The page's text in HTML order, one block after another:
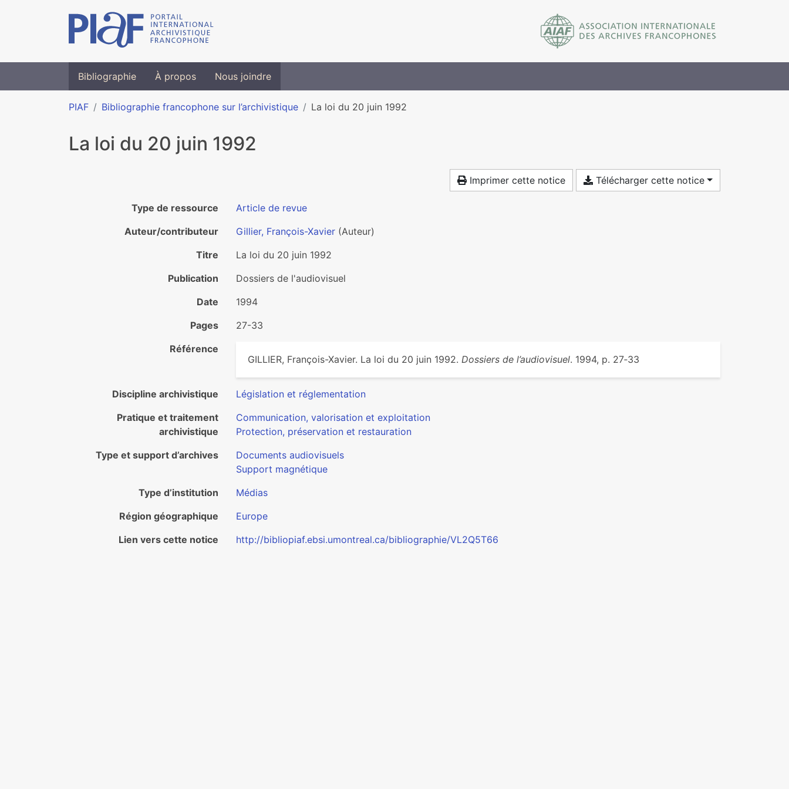
Bibliographie À propos Nous joindre
PIAF Bibliographie francophone sur l’archivistique La loi du 20 juin 1992
La loi du 20 juin 1992
Imprimer cette notice Télécharger cette notice
Type de ressource
Article de revue
Auteur/contributeur
Gillier, François-Xavier (Auteur)
Titre
La loi du 20 juin 1992
Publication
Dossiers de l'audiovisuel
Date
1994
Pages
27-33
Référence
GILLIER, François-Xavier. La loi du 20 juin 1992. Dossiers de l’audiovisuel. 1994, p. 27‑33
Discipline archivistique
Législation et réglementation
Pratique et traitement
archivistique
Communication, valorisation et exploitation
Protection, préservation et restauration
Type et support d’archives
Documents audiovisuels
Support magnétique
Type d’institution
Médias
Région géographique
Europe
Lien vers cette notice
http://bibliopiaf.ebsi.umontreal.ca/bibliographie/VL2Q5T66